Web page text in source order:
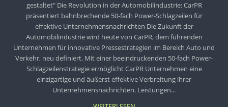
gestaltet" Die Revolution in der Automobilindustrie: CarPR
präsentiert bahnbrechende 50-fach Power-Schlagzeilen für
effektive Unternehmensnachrichten Die Zukunft der
Automobilindustrie wird heute von CarPR, dem führenden
Unternehmen für innovative Pressestrategien im Bereich Auto und
Verkehr, neu definiert. Mit einer beeindruckenden 50-fach Power-
Schlagzeilenstrategie ermöglicht CarPR Unternehmen eine
einzigartige und äußerst effektive Verbreitung ihrer
Unternehmensnachrichten. Leistungen...